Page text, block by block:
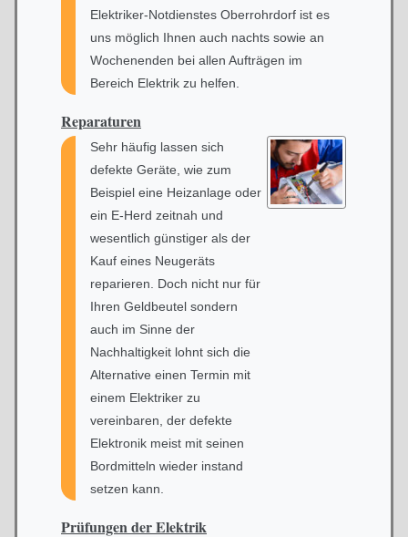
Elektriker-Notdienstes Oberrohrdorf ist es
uns möglich Ihnen auch nachts sowie an
Wochenenden bei allen Aufträgen im
Bereich Elektrik zu helfen.
Reparaturen
Sehr häufig lassen sich
defekte Geräte, wie zum
Beispiel eine Heizanlage oder
ein E-Herd zeitnah und
wesentlich günstiger als der
Kauf eines Neugeräts
reparieren. Doch nicht nur für
Ihren Geldbeutel sondern
auch im Sinne der
Nachhaltigkeit lohnt sich die
Alternative einen Termin mit
einem Elektriker zu
vereinbaren, der defekte
Elektronik meist mit seinen
Bordmitteln wieder instand
setzen kann.
Prüfungen der Elektrik